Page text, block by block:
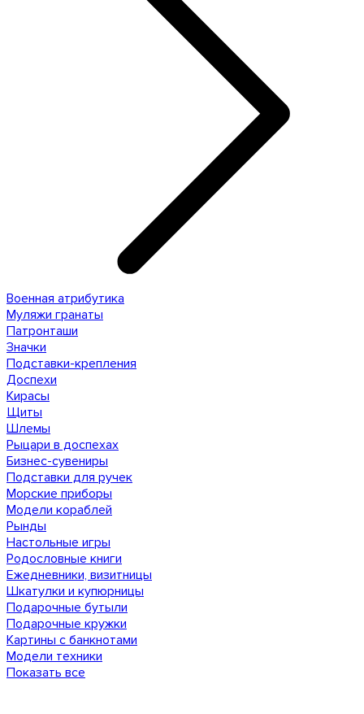
Военная атрибутика
Муляжи гранаты
Патронташи
Значки
Подставки-крепления
Доспехи
Кирасы
Щиты
Шлемы
Рыцари в доспехах
Бизнес-сувениры
Подставки для ручек
Морские приборы
Модели кораблей
Рынды
Настольные игры
Родословные книги
Ежедневники, визитницы
Шкатулки и купюрницы
Подарочные бутыли
Подарочные кружки
Картины с банкнотами
Модели техники
Показать все